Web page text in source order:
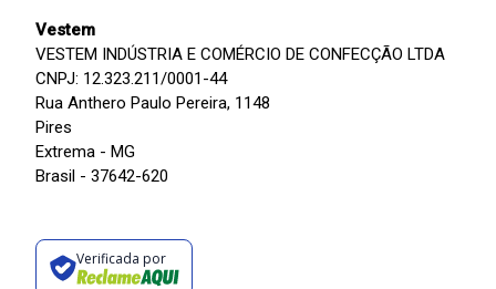
Vestem
VESTEM INDÚSTRIA E COMÉRCIO DE CONFECÇÃO LTDA
CNPJ: 12.323.211/0001-44
Rua Anthero Paulo Pereira, 1148
Pires
Extrema - MG
Brasil - 37642-620
Verificada por